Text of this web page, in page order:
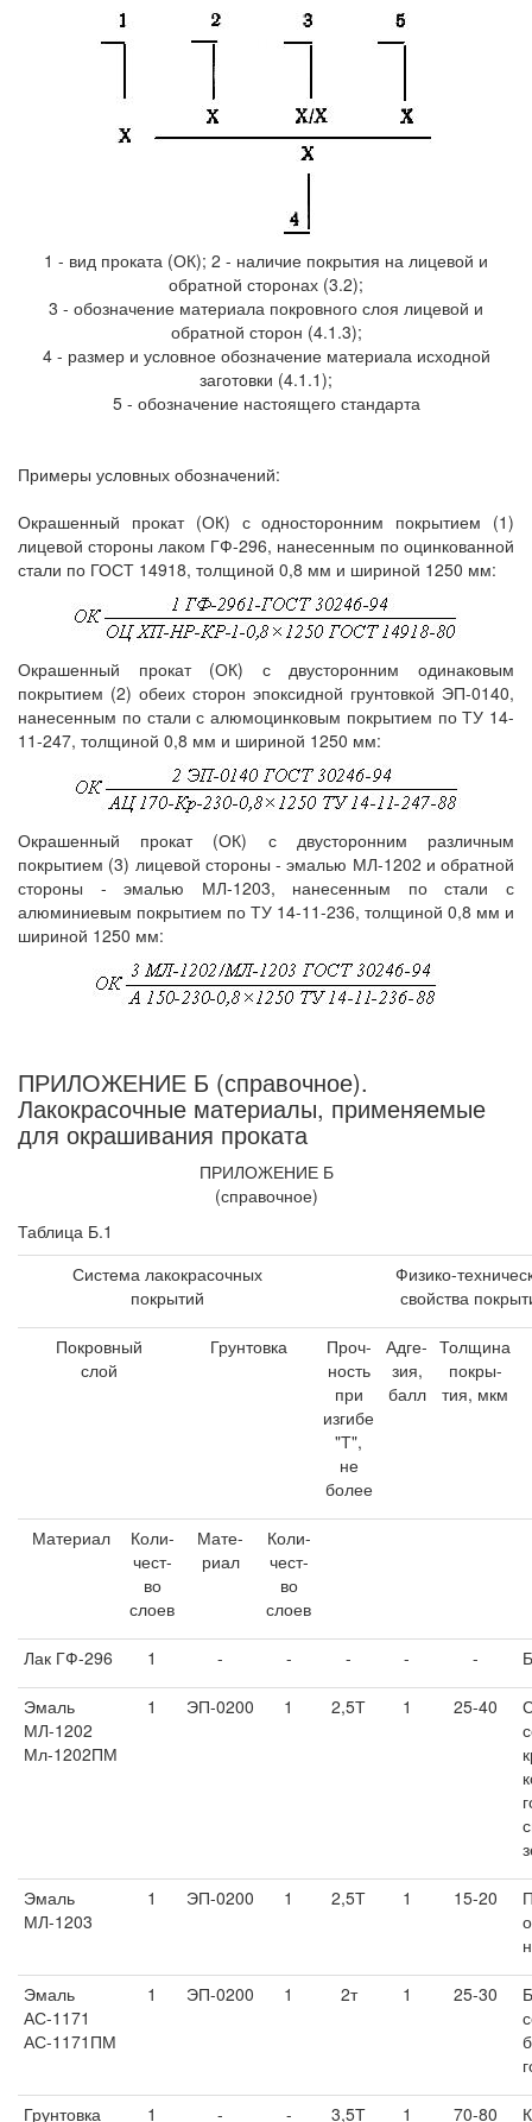
1 - вид проката (ОК); 2 - наличие покрытия на лицевой и
обратной сторонах (3.2);
3 - обозначение материала покровного слоя лицевой и
обратной сторон (4.1.3);
4 - размер и условное обозначение материала исходной
заготовки (4.1.1);
5 - обозначение настоящего стандарта
Примеры условных обозначений:
Окрашенный прокат (ОК) с односторонним покрытием (1)
лицевой стороны лаком ГФ-296, нанесенным по оцинкованной
стали по ГОСТ 14918, толщиной 0,8 мм и шириной 1250 мм:
Окрашенный прокат (ОК) с двусторонним одинаковым
покрытием (2) обеих сторон эпоксидной грунтовкой ЭП-0140,
нанесенным по стали с алюмоцинковым покрытием по ТУ 14-
11-247, толщиной 0,8 мм и шириной 1250 мм:
Окрашенный прокат (ОК) с двусторонним различным
покрытием (3) лицевой стороны - эмалью МЛ-1202 и обратной
стороны - эмалью МЛ-1203, нанесенным по стали с
алюминиевым покрытием по ТУ 14-11-236, толщиной 0,8 мм и
шириной 1250 мм:
ПРИЛОЖЕНИЕ Б (справочное).
Лакокрасочные материалы, применяемые
для окрашивания проката
ПРИЛОЖЕНИЕ Б
(справочное)
Таблица Б.1
Система лакокрасочных
покрытий
Физико-
свойства
Покровный
слой
Грунтовка
Проч-
ность
при
изгибе
"Т",
не
более
Адге-
зия,
балл
Толщина
покры-
тия, мкм
Материал
Коли-
чест-
во
слоев
Мате-
риал
Коли-
чест-
во
слоев
Лак ГФ-296 1 - - - - -
Эмаль
МЛ-1202
Мл-1202ПМ
1 ЭП-0200 1 2,5Т 1 25-40
Эмаль
МЛ-1203
1 ЭП-0200 1 2,5Т 1 15-20
Эмаль
АС-1171
АС-1171ПМ
1 ЭП-0200 1 2т 1 25-30
Грунтовка 1 - - 3,5Т 1 70-80